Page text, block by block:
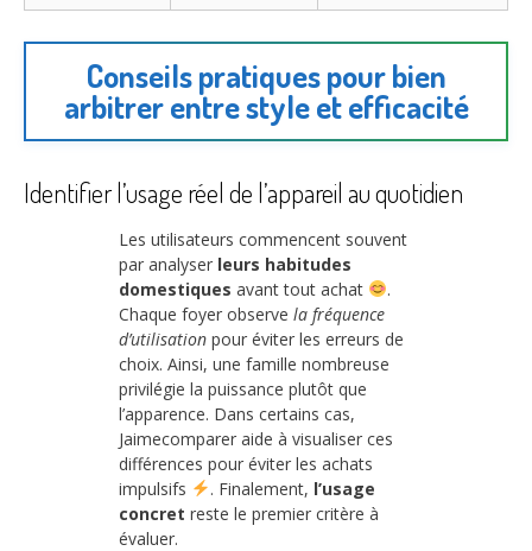
Conseils pratiques pour bien
arbitrer entre style et efficacité
Identifier l’usage réel de l’appareil au quotidien
Les utilisateurs commencent souvent
par analyser leurs habitudes
domestiques avant tout achat
.
Chaque foyer observe la fréquence
d’utilisation pour éviter les erreurs de
choix. Ainsi, une famille nombreuse
privilégie la puissance plutôt que
l’apparence. Dans certains cas,
Jaimecomparer aide à visualiser ces
différences pour éviter les achats
impulsifs
. Finalement, l’usage
concret reste le premier critère à
évaluer.